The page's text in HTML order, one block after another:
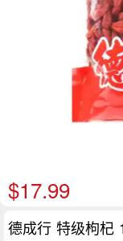
$17.99
德成行 特级枸杞